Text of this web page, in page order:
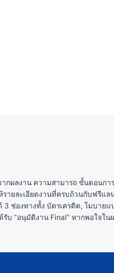
ผลงาน ความสามารถ ขั้นตอนกา
รายละเอียดงานที่ครบถ้วนกับฟรีแ
3 ช่องทางทั้ง บัตรเครดิต, โมบา
บ “อนุมัติงาน Final” หากพอใจใ